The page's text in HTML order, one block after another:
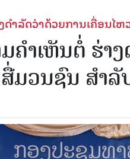
າລັດວ່າດ້ວຍການເຄື່ອນໄ
າເຫັນຕໍ່ ຮ່າ
ມວນຊົນ ສຳ